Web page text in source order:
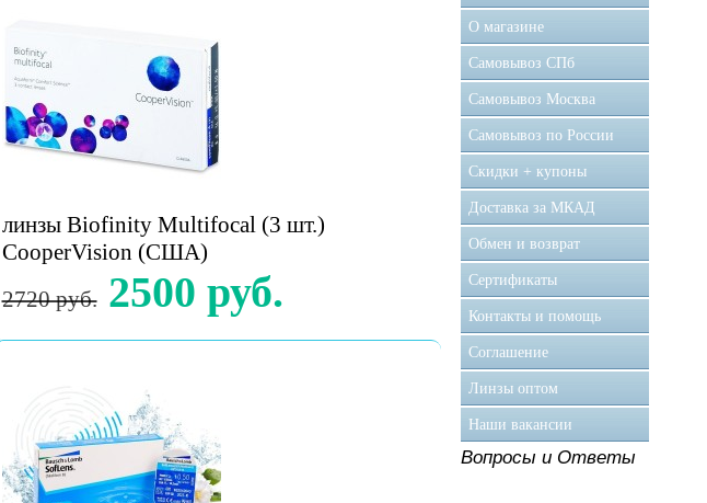
линзы Biofinity Multifocal (3 шт.)
CooperVision (США)
2720 руб. 2500 руб.
О магазине
Самовывоз CПб
Самовывоз Москва
Самовывоз по России
Скидки + купоны
Доставка за МКАД
Обмен и возврат
Сертификаты
Контакты и помощь
Соглашение
Линзы оптом
Наши вакансии
Вопросы и Ответы